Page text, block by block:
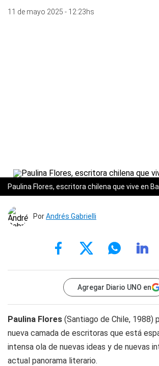
11 de mayo 2025 - 12:23hs
Paulina Flores, escritora chilena que vive en
PorAndrés Gabrielli
Agregar Diario UNO en
Paulina Flores (Santiago de Chile, 1988)
nueva camada de escritoras que está
intensa ola de nuevas ideas y de nuevas
actual panorama literario.